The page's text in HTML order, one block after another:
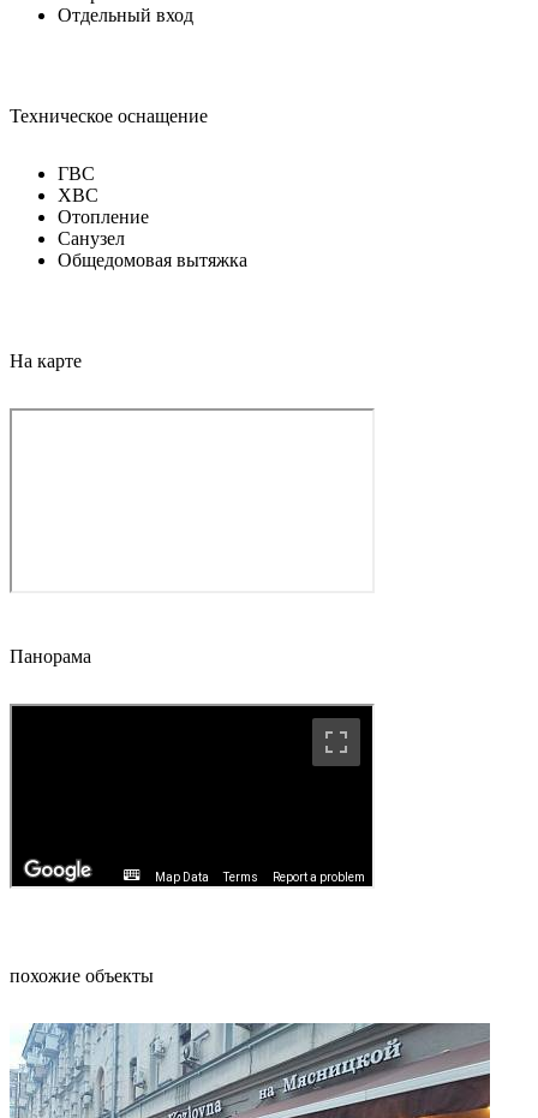
Отдельный вход
Техническое оснащение
ГВС
ХВС
Отопление
Санузел
Общедомовая вытяжка
На карте
Панорама
похожие объекты